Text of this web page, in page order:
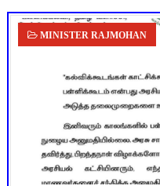
MINISTER RAJMOHAN